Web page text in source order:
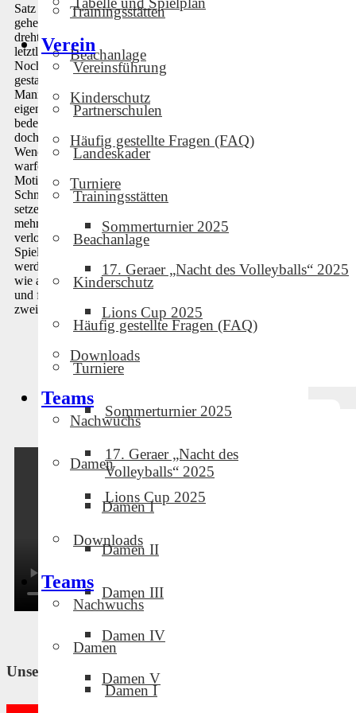
Trainingsstätten
Beachanlage
Kinderschutz
Häufig gestellte Fragen (FAQ)
Turniere
Sommerturnier 2025
17. Geraer „Nacht des Volleyballs“ 2025
Lions Cup 2025
Downloads
Teams
Nachwuchs
Damen
Damen I
Damen II
Damen III
Damen IV
Damen V
Verein
Vereinsführung
Partnerschulen
Landeskader
Trainingsstätten
Beachanlage
Kinderschutz
Häufig gestellte Fragen (FAQ)
Turniere
Sommerturnier 2025
17. Geraer „Nacht des
Volleyballs“ 2025
Lions Cup 2025
Downloads
Teams
Nachwuchs
Damen
Damen I
Satz sichern. Beflügelt von diesem Erfolg sollte es so weiter
gehen, doch Gotha, die nun offenbar warm gelaufen waren,
drehte in den kommenden drei Sätzen richtig auf und gewann
letztlich mit 3:1.
Noch spektakulärer sollte sich das zweite Spiel des Tages
gestalten. Ein Sieg gegen den VC Jena sollte her. Doch die
Mannschaft wirkte zu Beginn müde und erschöpft was zu vielen
eigenen Fehlern führte, was die ersten zwei Satzgewinne für Jena
bedeutete. Auch im dritten Satz führte Jena zu Beginn deutlich,
doch eine Aufschlagsserie von Nick Naundorf brachte die
Wende. Die Geraer schienen neu entfacht worden zu sein und
warfen ihr ganzes Können in die Aufholjagd. Mit dieser
Motivation wendete sich das Blatt. Dem Zuspieler Karsten
Schmidt gelang es zusehends besser seine Angreifer in Szene zu
setzen, was den Druck auf die Spieler aus der Saalestadt noch
mehr erhöhte. Die Jenaer verloren zusehends an Boden und
verloren den 3. Satz und brachten unsere Jungs somit zurück ins
Spiel. Mit neu erwachten Kräften und einem immer stärker
werdenden Angriffs- und Aufschlagsspiel wirkten die Geraer nun
wie ausgewechselt. Auf diese Weise wurden auch noch Satz vier
und fünf gewonnen. Somit geht an diesem Tag ein Sieg und auch
zwei wichtige Punkte für die Tabelle nach Gera.
Unsere Partner und Sponsoren